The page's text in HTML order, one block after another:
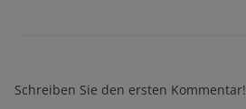
Schreiben Sie den ersten Kommentar!